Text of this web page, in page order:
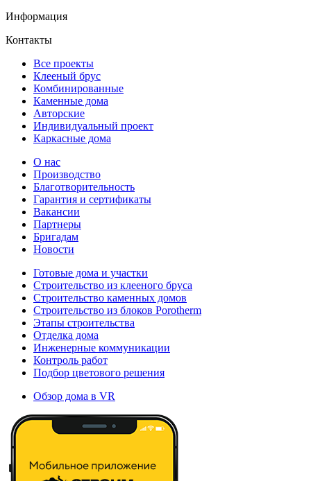
Информация
Контакты
Все проекты
Клееный брус
Комбинированные
Каменные дома
Авторские
Индивидуальный проект
Каркасные дома
О нас
Производство
Благотворительность
Гарантия и сертификаты
Вакансии
Партнеры
Бригадам
Новости
Готовые дома и участки
Строительство из клееного бруса
Строительство каменных домов
Строительство из блоков Porotherm
Этапы строительства
Отделка дома
Инженерные коммуникации
Контроль работ
Подбор цветового решения
Обзор дома в VR